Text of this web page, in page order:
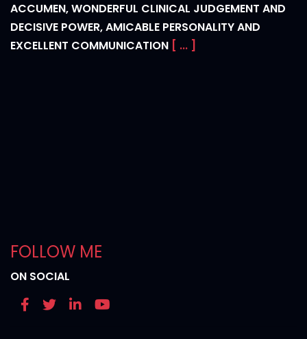
ACCUMEN, WONDERFUL CLINICAL JUDGEMENT AND
DECISIVE POWER, AMICABLE PERSONALITY AND
EXCELLENT COMMUNICATION [ ... ]
FOLLOW ME
ON SOCIAL